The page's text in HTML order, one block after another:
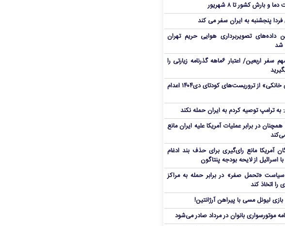
و بارش کشور تا ۸ شهریور
فردا پنجشنبه به ایران سفر می کند
داده‌های تصویربرداری هوایی حریم تهران
شد
شرط مهم سفر اربعین/ اعتبار ۶ماهه گذرنامه زیارتی را
«مهدی خانکی» از تروریست‌های کودتای دی۱۴۰۴ اعدام
به ترامپ توصیه کردم به ایران حمله نکند
همچنان در برابر عملیات آمریکا علیه ایران مانع
آمریکا مانع رای‌گیری برای حذف بند ادغام
اسرائیل از لایحه بودجه پنتاگون
«تحمل صفر» در برابر حمله به مراکز
را اتخاذ کند
لیونل مسی با پیراهن آرژانتین!
موتورسواری بانوان در مرداد صادر می‌شود